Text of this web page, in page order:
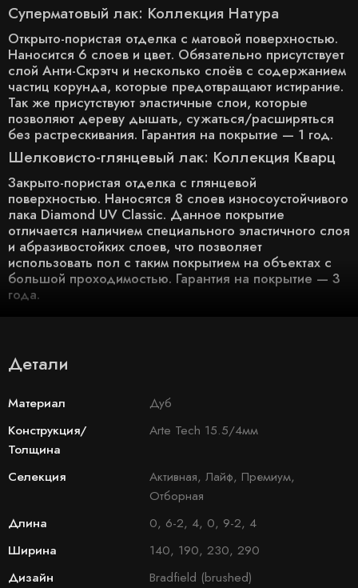
Суперматовый лак: Коллекция Натура
Открыто-пористая отделка с матовой поверхностью.
Наносится 6 слоев и цвет. Обязательно присутствует
слой Анти-Скрэтч и несколько слоёв с содержанием
частиц корунда, которые предотвращают истирание.
Так же присутствуют эластичные слои, которые
позволяют дереву дышать, сужаться/расширяться
без растрескивания. Гарантия на покрытие — 1 год.
Шелковисто-глянцевый лак: Коллекция Кварц
Закрыто-пористая отделка с глянцевой
поверхностью. Наносятся 8 слоев износоустойчивого
лака Diamond UV Classic. Данное покрытие
отличается наличием специального эластичного слоя
и абразивостойких слоев, что позволяет
использовать пол с таким покрытием на объектах с
большой проходимостью. Гарантия на покрытие — 3
года.
Детали
Материал
Дуб
Конструкция/
Толщина
Arte Tech 15.5/4мм
Селекция
Активная, Лайф, Премиум,
Отборная
Длина
0, 6-2, 4, 0, 9-2, 4
Ширина
140, 190, 230, 290
Дизайн
Bradfield (brushed)